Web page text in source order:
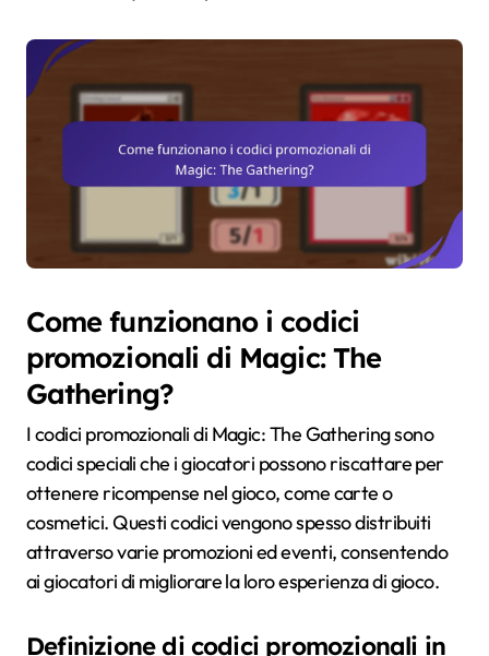
Come funzionano i codici
promozionali di Magic: The
Gathering?
I codici promozionali di Magic: The Gathering sono
codici speciali che i giocatori possono riscattare per
ottenere ricompense nel gioco, come carte o
cosmetici. Questi codici vengono spesso distribuiti
attraverso varie promozioni ed eventi, consentendo
ai giocatori di migliorare la loro esperienza di gioco.
Definizione di codici promozionali in